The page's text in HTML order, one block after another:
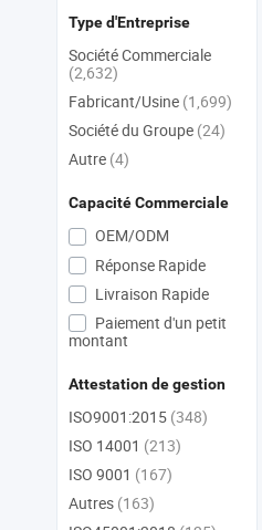
Type d'Entreprise
Société Commerciale
(2,632)
Fabricant/Usine (1,699)
Société du Groupe (24)
Autre (4)
Capacité Commerciale
OEM/ODM
Réponse Rapide
Livraison Rapide
Paiement d'un petit
montant
Attestation de gestion
ISO9001:2015 (348)
ISO 14001 (213)
ISO 9001 (167)
Autres (163)